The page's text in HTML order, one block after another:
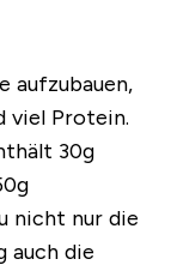
aufzubauen,
viel Protein.
30g
nicht nur die
auch die